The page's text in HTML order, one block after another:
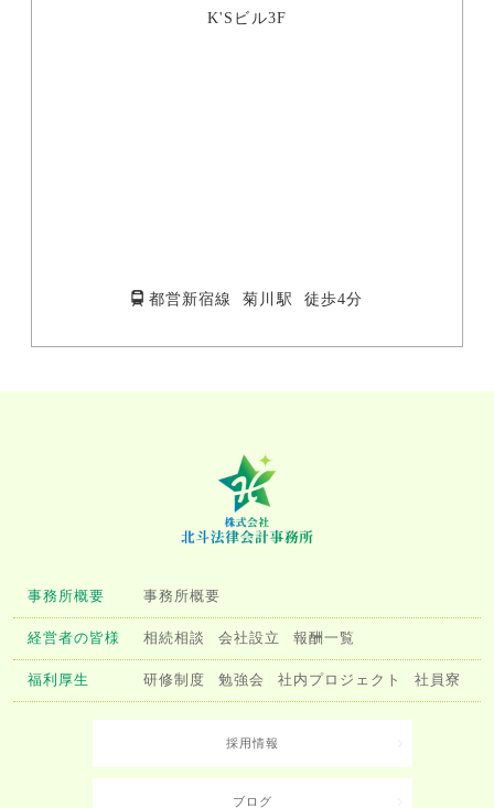
K'Sビル3F
都営新宿線 菊川駅 徒歩4分
事務所概要 事務所概要
経営者の皆様 相続相談 会社設立 報酬一覧
福利厚生 研修制度 勉強会 社内プロジェクト 社員寮
採用情報
ブログ